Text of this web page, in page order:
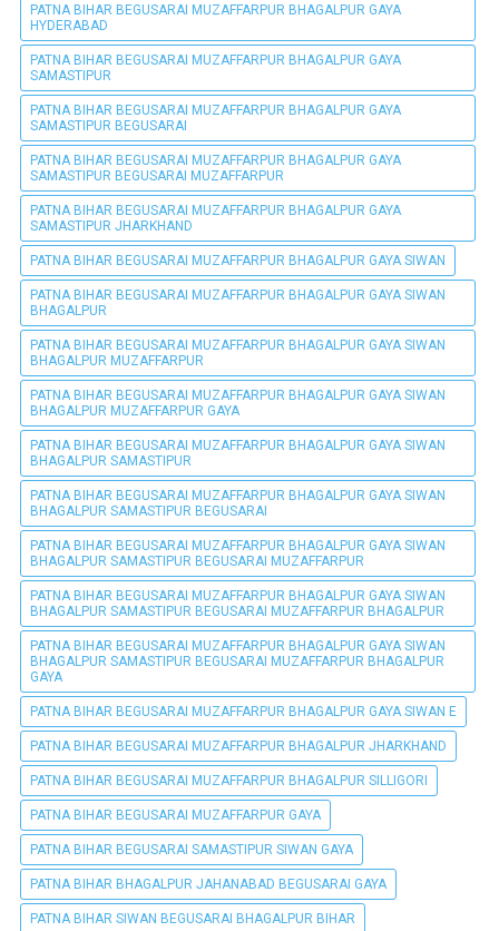
PATNA BIHAR BEGUSARAI MUZAFFARPUR BHAGALPUR GAYA
HYDERABAD
PATNA BIHAR BEGUSARAI MUZAFFARPUR BHAGALPUR GAYA
SAMASTIPUR
PATNA BIHAR BEGUSARAI MUZAFFARPUR BHAGALPUR GAYA
SAMASTIPUR BEGUSARAI
PATNA BIHAR BEGUSARAI MUZAFFARPUR BHAGALPUR GAYA
SAMASTIPUR BEGUSARAI MUZAFFARPUR
PATNA BIHAR BEGUSARAI MUZAFFARPUR BHAGALPUR GAYA
SAMASTIPUR JHARKHAND
PATNA BIHAR BEGUSARAI MUZAFFARPUR BHAGALPUR GAYA SIWAN
PATNA BIHAR BEGUSARAI MUZAFFARPUR BHAGALPUR GAYA SIWAN
BHAGALPUR
PATNA BIHAR BEGUSARAI MUZAFFARPUR BHAGALPUR GAYA SIWAN
BHAGALPUR MUZAFFARPUR
PATNA BIHAR BEGUSARAI MUZAFFARPUR BHAGALPUR GAYA SIWAN
BHAGALPUR MUZAFFARPUR GAYA
PATNA BIHAR BEGUSARAI MUZAFFARPUR BHAGALPUR GAYA SIWAN
BHAGALPUR SAMASTIPUR
PATNA BIHAR BEGUSARAI MUZAFFARPUR BHAGALPUR GAYA SIWAN
BHAGALPUR SAMASTIPUR BEGUSARAI
PATNA BIHAR BEGUSARAI MUZAFFARPUR BHAGALPUR GAYA SIWAN
BHAGALPUR SAMASTIPUR BEGUSARAI MUZAFFARPUR
PATNA BIHAR BEGUSARAI MUZAFFARPUR BHAGALPUR GAYA SIWAN
BHAGALPUR SAMASTIPUR BEGUSARAI MUZAFFARPUR BHAGALPUR
PATNA BIHAR BEGUSARAI MUZAFFARPUR BHAGALPUR GAYA SIWAN
BHAGALPUR SAMASTIPUR BEGUSARAI MUZAFFARPUR BHAGALPUR
GAYA
PATNA BIHAR BEGUSARAI MUZAFFARPUR BHAGALPUR GAYA SIWAN E
PATNA BIHAR BEGUSARAI MUZAFFARPUR BHAGALPUR JHARKHAND
PATNA BIHAR BEGUSARAI MUZAFFARPUR BHAGALPUR SILLIGORI
PATNA BIHAR BEGUSARAI MUZAFFARPUR GAYA
PATNA BIHAR BEGUSARAI SAMASTIPUR SIWAN GAYA
PATNA BIHAR BHAGALPUR JAHANABAD BEGUSARAI GAYA
PATNA BIHAR SIWAN BEGUSARAI BHAGALPUR BIHAR